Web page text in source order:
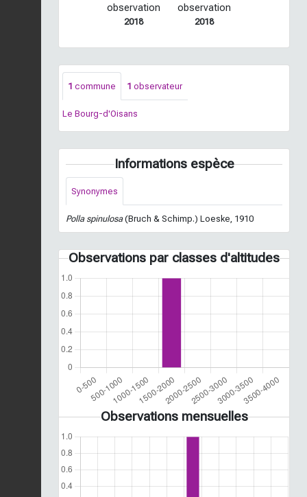
observation
2018
observation
2018
1 commune 1 observateur
Le Bourg-d'Oisans
Informations espèce
Synonymes
Polla spinulosa(Bruch & Schimp.) Loeske, 1910
Observations par classes d'altitudes
Observations mensuelles